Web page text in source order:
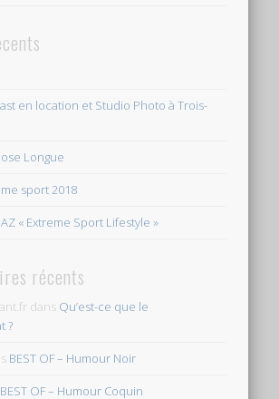
en location et Studio Photo à Trois-
Longue
sport 2018
« Extreme Sport Lifestyle »
récents
dans Qu’est-ce que le
?
BEST OF – Humour Noir
BEST OF – Humour Coquin